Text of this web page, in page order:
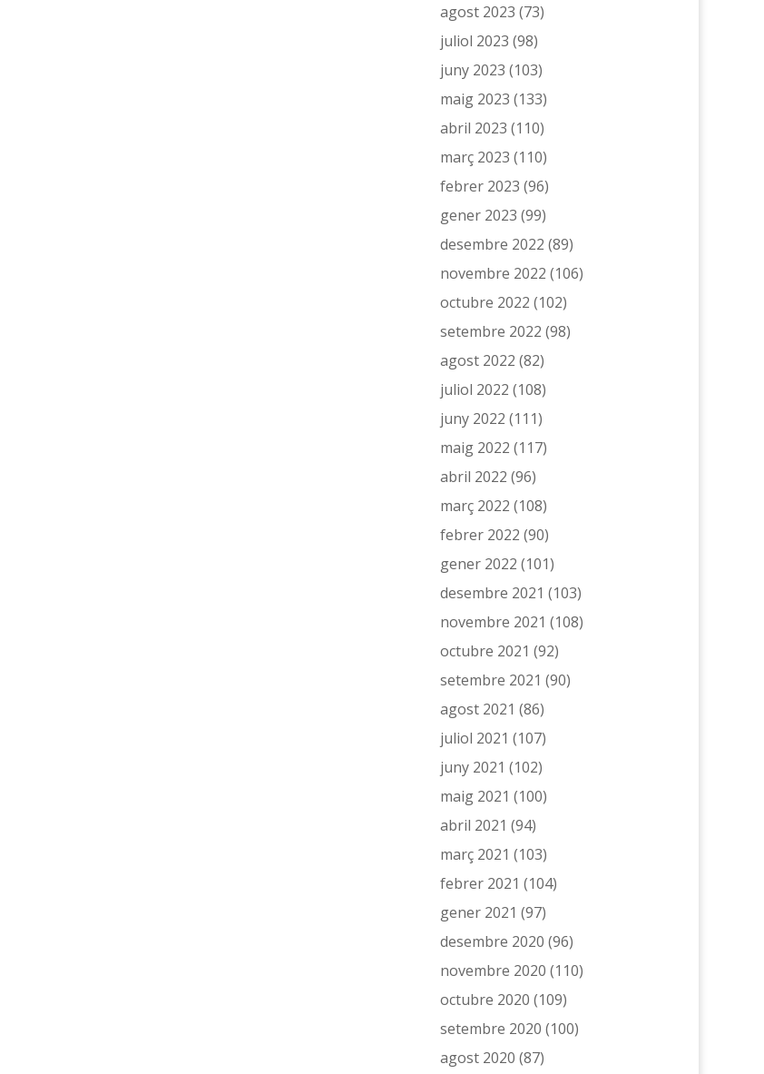
agost 2023 (73)
juliol 2023 (98)
juny 2023 (103)
maig 2023 (133)
abril 2023 (110)
març 2023 (110)
febrer 2023 (96)
gener 2023 (99)
desembre 2022 (89)
novembre 2022 (106)
octubre 2022 (102)
setembre 2022 (98)
agost 2022 (82)
juliol 2022 (108)
juny 2022 (111)
maig 2022 (117)
abril 2022 (96)
març 2022 (108)
febrer 2022 (90)
gener 2022 (101)
desembre 2021 (103)
novembre 2021 (108)
octubre 2021 (92)
setembre 2021 (90)
agost 2021 (86)
juliol 2021 (107)
juny 2021 (102)
maig 2021 (100)
abril 2021 (94)
març 2021 (103)
febrer 2021 (104)
gener 2021 (97)
desembre 2020 (96)
novembre 2020 (110)
octubre 2020 (109)
setembre 2020 (100)
agost 2020 (87)